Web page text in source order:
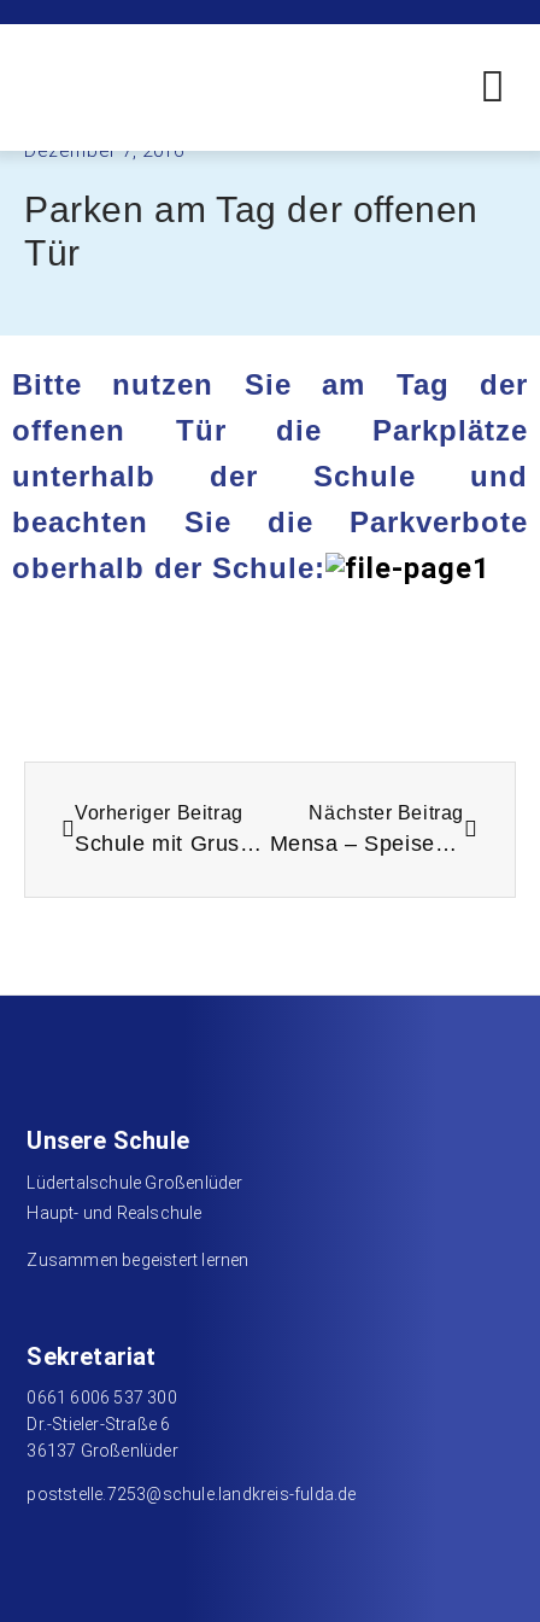
Dezember 7, 2016
Parken am Tag der offenen
Tür
Bitte nutzen Sie am Tag der
offenen Tür die Parkplätze
unterhalb der Schule und
beachten Sie die Parkverbote
oberhalb der Schule:
Vorheriger Beitrag
Schule mit Gruselfaktor
Nächster Beitrag
Mensa – Speisepläne
Unsere Schule
Lüdertalschule Großenlüder
Haupt- und Realschule
Zusammen begeistert lernen
Sekretariat
0661 6006 537 300
Dr.-Stieler-Straße 6
36137 Großenlüder
poststelle.7253@schule.landkreis-fulda.de